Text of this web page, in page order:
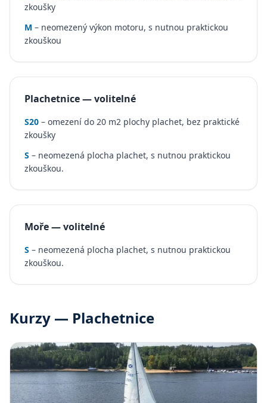
zkoušky
M – neomezený výkon motoru, s nutnou praktickou
zkouškou
Plachetnice — volitelné
S20 – omezení do 20 m2 plochy plachet, bez praktické
zkoušky
S – neomezená plocha plachet, s nutnou praktickou
zkouškou.
Moře — volitelné
S – neomezená plocha plachet, s nutnou praktickou
zkouškou.
Kurzy — Plachetnice